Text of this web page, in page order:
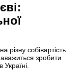
собівартість
зробити